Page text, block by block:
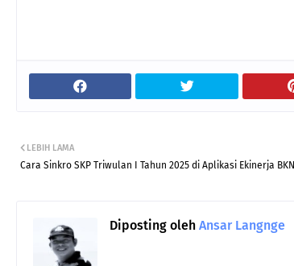
LEBIH LAMA
Cara Sinkro SKP Triwulan I Tahun 2025 di Aplikasi Ekinerja BKN
Diposting oleh Ansar Langnge